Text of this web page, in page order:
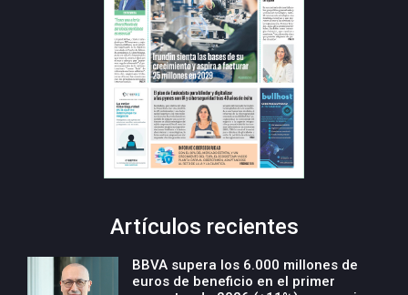
Artículos recientes
BBVA supera los 6.000 millones de
euros de beneficio en el primer